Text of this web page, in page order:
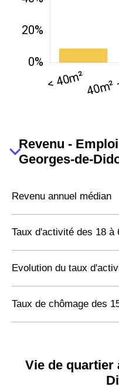
Revenu -
Georges-de-
Revenu annuel médian
Taux d'activité des 18 à
Evolution du taux
Taux de chômage des
Vie de quartier